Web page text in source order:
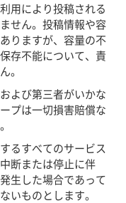
用により投稿される
せん。投稿情報や容
りますが、容量の不
存不能について、責
。
よび第三者がいかな
プは一切損害賠償な
るすべてのサービス
断または停止に伴
生した場合であって
いものとします。